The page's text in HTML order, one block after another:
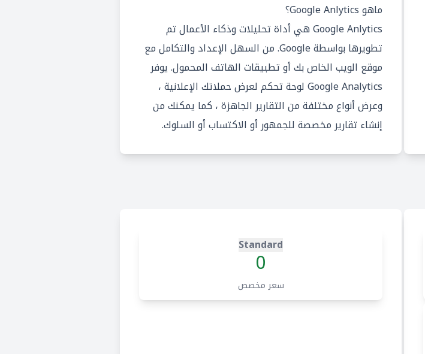
ماهو Google Anlytics؟
Google Anlytics هي أداة تحليلات وذكاء الأعمال تم
تطويرها بواسطة Google. من السهل الإعداد والتكامل مع
موقع الويب الخاص بك أو تطبيقات الهاتف المحمول. يوفر
Google Analytics لوحة تحكم لعرض حملاتك الإعلانية ،
وعرض أنواع مختلفة من التقارير الجاهزة ، كما يمكنك من
إنشاء تقارير مخصصة للجمهور أو الاكتساب أو السلوك.
Standard
0
سعر مخصص